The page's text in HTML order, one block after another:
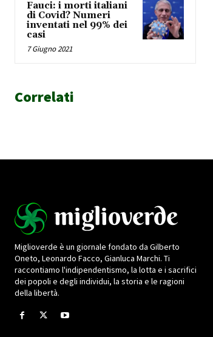
Fauci: i morti italiani
di Covid? Numeri
inventati nel 99% dei
casi
7 Giugno 2021
Correlati
Miglioverde è un giornale fondato da Gilberto
Oneto, Leonardo Facco, Gianluca Marchi. Ti
raccontiamo l'indipendentismo, la lotta e i sacrifici
dei popoli e degli individui, la storia e le ragioni
della libertà.